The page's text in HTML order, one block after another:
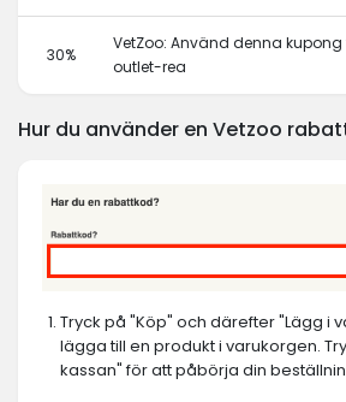
30%
VetZoo: Använd denna kupong
outlet-rea
Hur du använder en Vetzoo
Tryck på "Köp" och därefter "Lägg i
lägga till en produkt i varukorgen.
kassan" för att påbörja din